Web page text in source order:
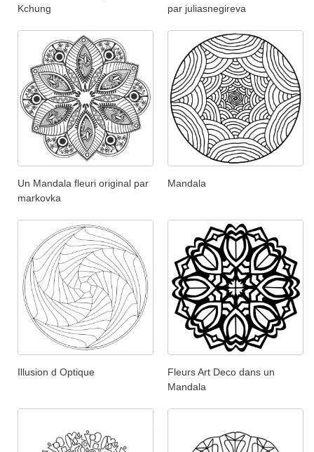
Kchung
par juliasnegireva
Un Mandala fleuri original par
markovka
Mandala
Illusion d Optique
Fleurs Art Deco dans un
Mandala